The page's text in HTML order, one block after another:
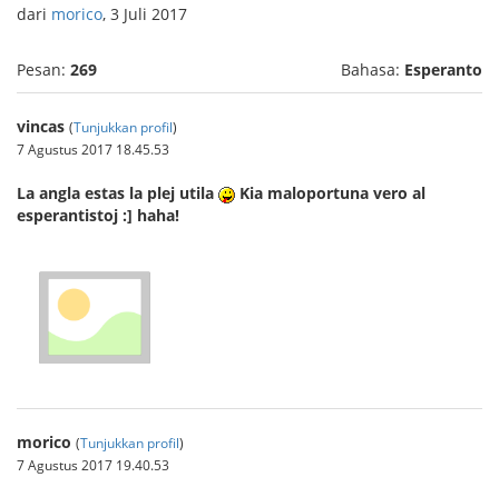
dari morico, 3 Juli 2017
Pesan: 269 Bahasa: Esperanto
vincas (Tunjukkan profil)
7 Agustus 2017 18.45.53
La angla estas la plej utila
Kia maloportuna vero al
esperantistoj :] haha!
morico (Tunjukkan profil)
7 Agustus 2017 19.40.53